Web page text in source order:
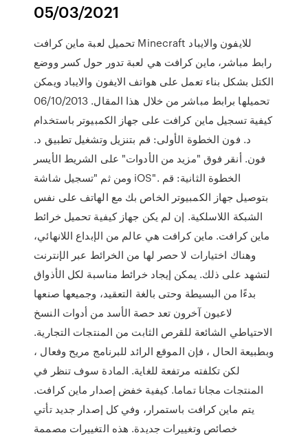
05/03/2021
تحميل لعبة ماين كرافت Minecraft للايفون والايباد
رابط مباشر، ماين كرافت هي لعبة تدور حول كسر ووضع
الكتل بشكل بناء تعمل على هواتف الايفون والايباد ويمكن
تحميلها برابط مباشر من خلال هذا المقال. 06/10/2013
كيفية تسجيل ماين كرافت على جهاز الكمبيوتر باستخدام
د. فون الخطوة الأولى: قم بتنزيل وتشغيل تطبيق د.
فون. أنقر فوق "مزيد من الأدوات" على الشريط الأيسر
ومن ثم "تسجيل شاشة iOS". الخطوة الثانية: قم
بتوصيل جهاز الكمبيوتر الخاص بك مع الهاتف على نفس
الشبكة اللاسلكية. إن لم يكن جهاز كيفية تحميل خرائط
ماين كرافت. ماين كرافت هي عالم من الإبداع اللانهائي،
وهناك اختيارات لا حصر لها من الخرائط عبر الإنترنت
لتشهد على ذلك. يمكن إيجاد خرائط مناسبة لكل الأذواق
بدءًا من البسيطة وحتى بالغة التعقيد، وجميعها صنعها
لاعبون آخرون تعد حصة الأسد من أدوات النسخ
الاحتياطي الشائعة للقرص الثابت من المنتجات التجارية.
وبطبيعة الحال ، فإن الموقع الرائد للبرنامج مريح وفعال ،
لكن تكلفته مرتفعة للغاية. المادة سوف تنظر في
المنتجات مجانا تماما. كيفية خفض إصدار ماين كرافت.
يتم ماين كرافت باستمرار، وفي كل إصدار جديد تأتي
خصائص وتغييرات جديدة. هذه التغييرات مصممة